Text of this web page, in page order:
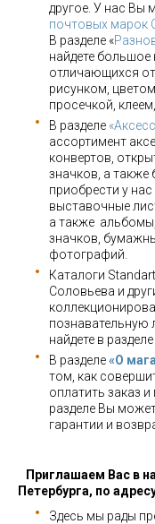
другое. У нас Вы
почтовых марок
В разделе «
найдете
отличающихся
рисунком,
просечкой,
В разделе
ассортимент
конвертов,
значков, а
приобрести у нас
выставочные
а также
значков,
фотографий.
Каталоги
Соловьева и
познавательную
найдете в разделе
В разделе«О
том, как
оплатить заказ
разделе Вы
гарантии и
Приглашаем Вас в
Петербурга, по
Здесь мы рады